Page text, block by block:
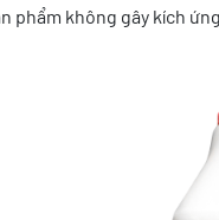
phẩm không gây kích